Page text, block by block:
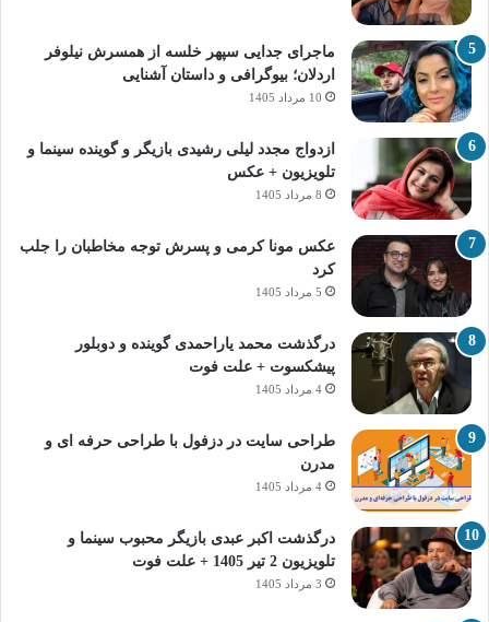
ماجرای جدایی سپهر خلسه از همسرش نیلوفر
اردلان؛ بیوگرافی و داستان آشنایی
10 مرداد 1405
ازدواج مجدد لیلی رشیدی بازیگر و گوینده سینما و
تلویزیون + عکس
8 مرداد 1405
عکس مونا کرمی و پسرش توجه مخاطبان را جلب
کرد
5 مرداد 1405
درگذشت محمد یاراحمدی گوینده و دوبلور
پیشکسوت + علت فوت
4 مرداد 1405
طراحی سایت در دزفول با طراحی حرفه‌ ای و
مدرن
4 مرداد 1405
درگذشت اکبر عبدی بازیگر محبوب سینما و
تلویزیون 2 تیر 1405 + علت فوت
3 مرداد 1405